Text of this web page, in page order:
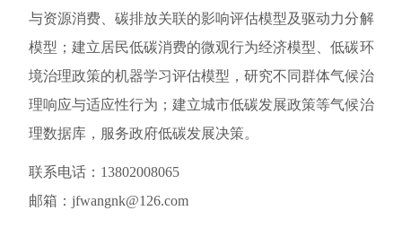
与资源消费、碳排放关联的影响评估模型及驱动力分解
模型；建立居民低碳消费的微观行为经济模型、低碳环
境治理政策的机器学习评估模型，研究不同群体气候治
理响应与适应性行为；建立城市低碳发展政策等气候治
理数据库，服务政府低碳发展决策。
联系电话：13802008065
邮箱：jfwangnk@126.com